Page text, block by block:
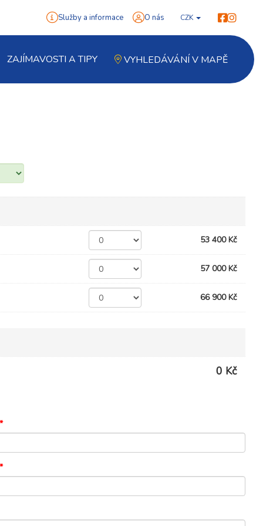
Služby a informace O nás CZK
ZAJÍMAVOSTI A TIPY VYHLEDÁVÁNÍ V MAPĚ
53 400 Kč
57 000 Kč
66 900 Kč
0 Kč
*
*